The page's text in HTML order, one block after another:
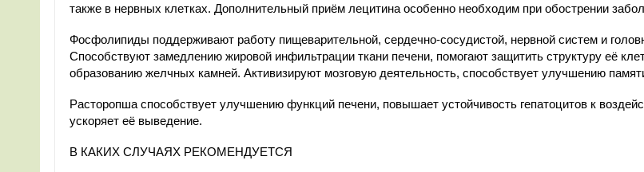
также в нервных клетках. Дополнительный приём лецитина особенно необходим при обострении
Фосфолипиды поддерживают работу пищеварительной, сердечно-сосудистой, нервной систем и
Способствуют замедлению жировой инфильтрации ткани печени, помогают защитить структуру её
образованию желчных камней. Активизируют мозговую деятельность, способствует улучшению
Расторопша способствует улучшению функций печени, повышает устойчивость гепатоцитов к
ускоряет её выведение.
В КАКИХ СЛУЧАЯХ РЕКОМЕНДУЕТСЯ